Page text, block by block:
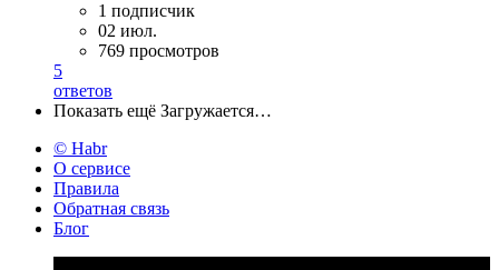
1 подписчик
02 июл.
769 просмотров
5
ответов
Показать ещё Загружается…
© Habr
О сервисе
Правила
Обратная связь
Блог